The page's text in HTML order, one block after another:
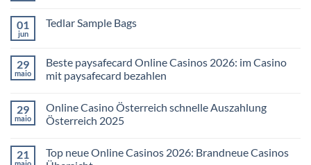
01
jun
Tedlar Sample Bags
29
maio
Beste paysafecard Online Casinos 2026: im Casino
mit paysafecard bezahlen
29
maio
Online Casino Österreich schnelle Auszahlung
Österreich 2025
21
Top neue Online Casinos 2026: Brandneue Casinos